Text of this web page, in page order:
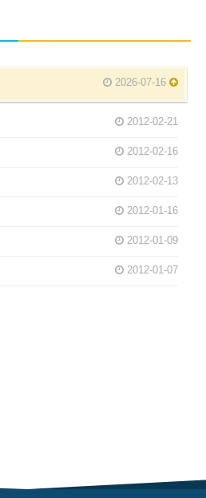
2026-07-16
2012-02-21
2012-02-16
2012-02-13
2012-01-16
2012-01-09
2012-01-07